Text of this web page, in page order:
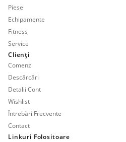
Piese
Echipamente
Fitness
Service
Clienți
Comenzi
Descărcări
Detalii Cont
Wishlist
Întrebări Frecvente
Contact
Linkuri Folositoare